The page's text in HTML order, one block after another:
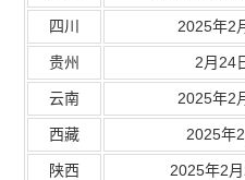
四川 2025年2
贵州 2月24
云南 2025年2
西藏 2025年
陕西 2025年2